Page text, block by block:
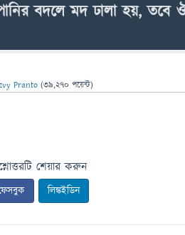
বদলে মদ ঢালা হয়, তবে
Pranto (39,270 পয়েন্ট)
শেয়ার করুন
লিঙ্কইডিন